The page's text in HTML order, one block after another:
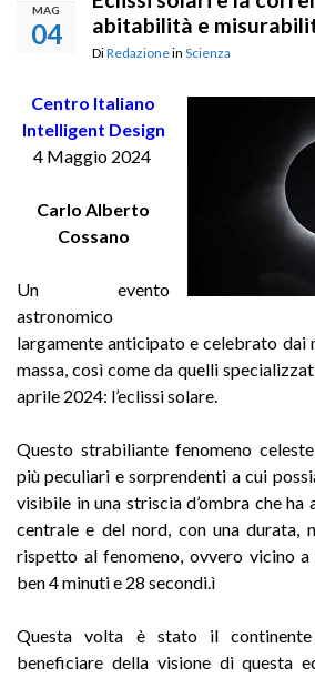
MAG
04
abitabilità e
DiRedazionein Scienza
Centro Italiano
Intelligent Design
4 Maggio 2024
Carlo Alberto
Cossano
Un evento
astronomico
largamente anticipato e celebrato dai
massa, così come da quelli
aprile 2024: l’eclissi solare.
Questo strabiliante fenomeno
più peculiari e sorprendenti a cui
visibile in una striscia d’ombra che ha
centrale e del nord, con una durata,
rispetto al fenomeno, ovvero vicino
ben 4 minuti e 28 secondi.ì
Questa volta è stato il
beneficiare della visione di questa